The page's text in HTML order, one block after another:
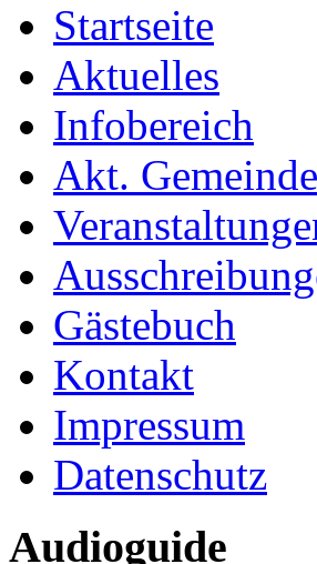
Startseite
Aktuelles
Infobereich
Akt.
Gästebuch
Kontakt
Impressum
Datenschutz
Audioguide